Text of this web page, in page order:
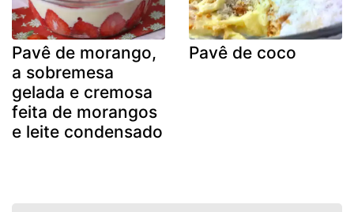
Pavê de morango,
a sobremesa
gelada e cremosa
feita de morangos
e leite condensado
Pavê de coco